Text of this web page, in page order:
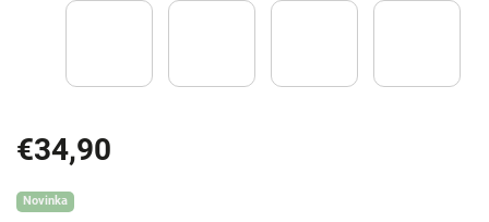
€34,90
Novinka